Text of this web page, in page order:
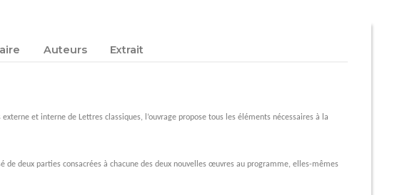
Auteurs Extrait
et interne de Lettres classiques, l’ouvrage propose tous les éléments nécessaires à la
de deux parties consacrées à chacune des deux nouvelles œuvres au programme, elles-mêmes